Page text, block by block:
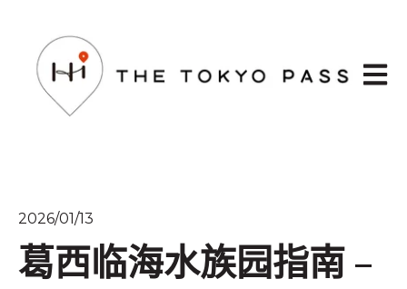
打开
2026/01/13
葛西临海水族园指南 –